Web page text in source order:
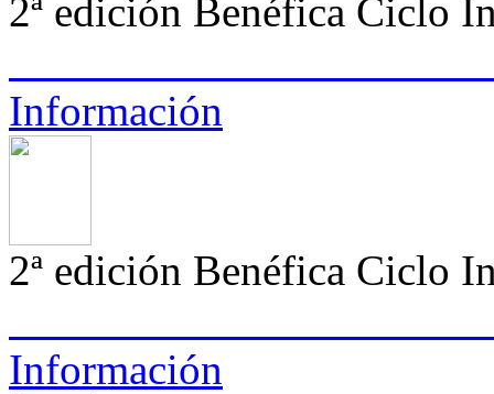
2ª edición Benéfica Ciclo
Información
2ª edición Benéfica Ciclo
Información